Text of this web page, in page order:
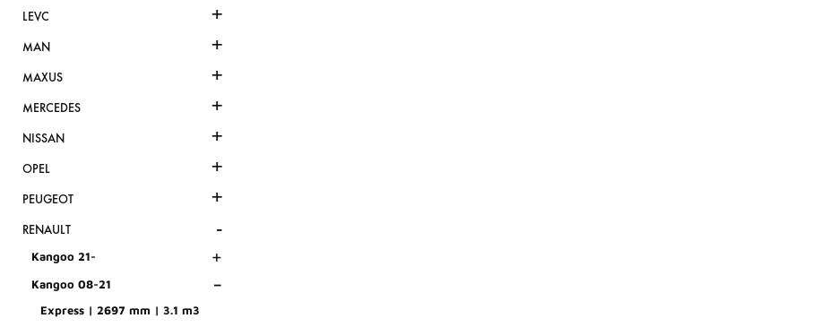
LEVC +
MAN +
MAXUS +
MERCEDES +
NISSAN +
OPEL +
PEUGEOT +
RENAULT -
Kangoo 21- +
Kangoo 08-21 -
Express | 2697 mm | 3.1 m3